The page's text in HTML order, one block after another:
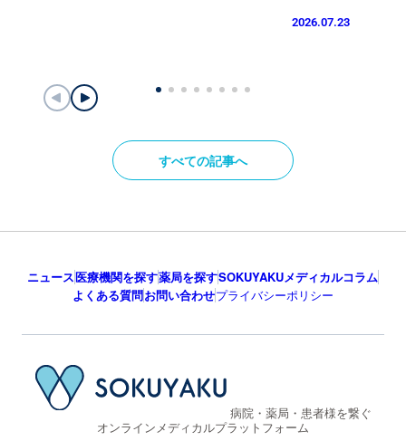
2026.07.23
すべての記事へ
ニュース医療機関を探す薬局を探すSOKUYAKUメディカルコラム
よくある質問お問い合わせプライバシーポリシー
病院・薬局・患者様を繋ぐ
オンラインメディカルプラットフォーム